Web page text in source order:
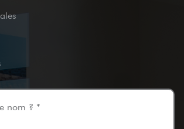
nom ? *